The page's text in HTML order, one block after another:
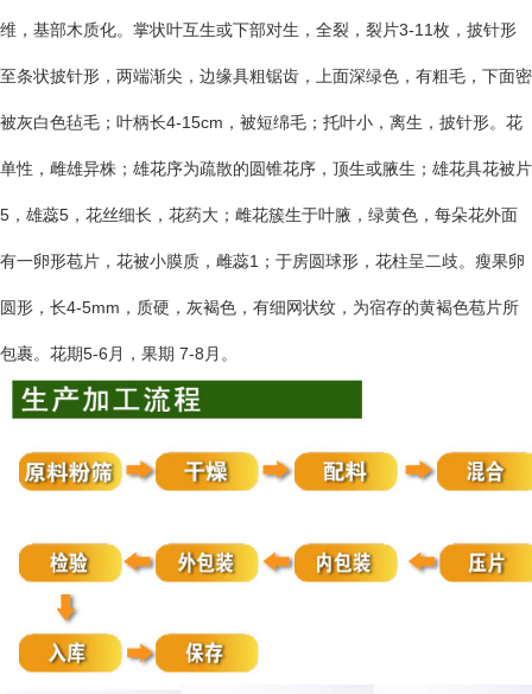
维，基部木质化。掌状叶互生或下部对生，全裂，裂片3-11枚，披针形
至条状披针形，两端渐尖，边缘具粗锯齿，上面深绿色，有粗毛，下面密
被灰白色毡毛；叶柄长4-15cm，被短绵毛；托叶小，离生，披针形。花
单性，雌雄异株；雄花序为疏散的圆锥花序，顶生或腋生；雄花具花被片
5，雄蕊5，花丝细长，花药大；雌花簇生于叶腋，绿黄色，每朵花外面
有一卵形苞片，花被小膜质，雌蕊1；于房圆球形，花柱呈二歧。瘦果卵
圆形，长4-5mm，质硬，灰褐色，有细网状纹，为宿存的黄褐色苞片所
包裹。花期5-6月，果期 7-8月。